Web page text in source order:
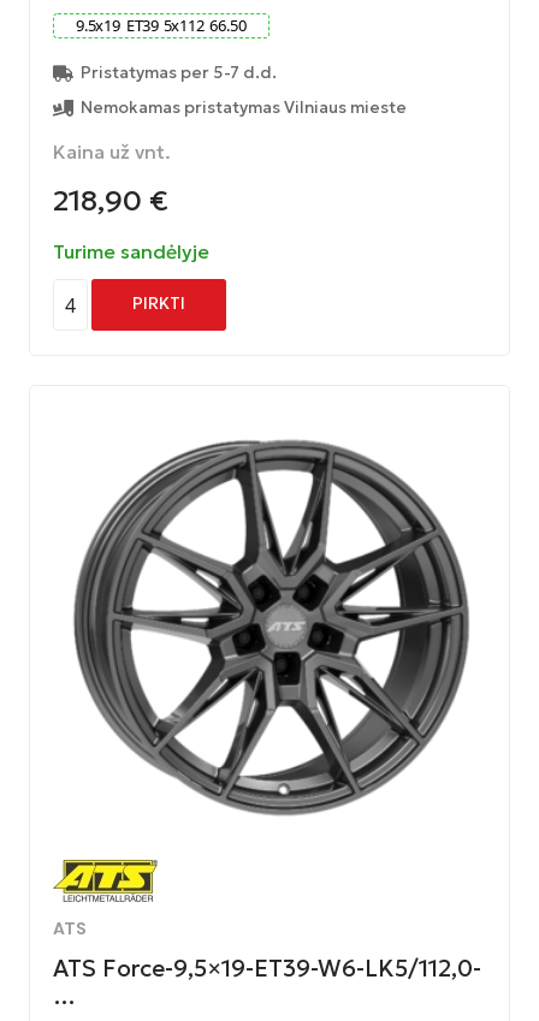
9.5x19 ET39 5x112 66.50
Pristatymas per 5-7 d.d.
Nemokamas pristatymas Vilniaus mieste
Kaina už vnt.
218,90 €
Turime sandėlyje
4 PIRKTI
ATS
ATS Force-9,5×19-ET39-W6-LK5/112,0-
…